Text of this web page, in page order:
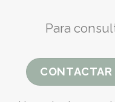
Para
CONTACTAR